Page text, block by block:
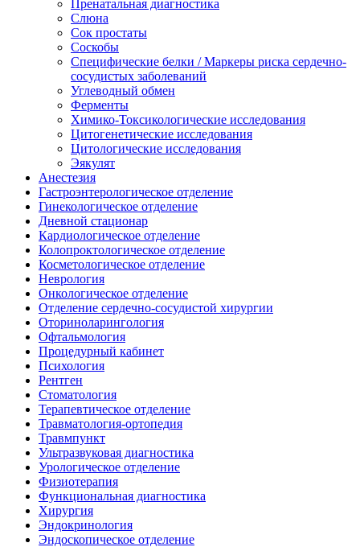
Пренатальная диагностика
Слюна
Сок простаты
Соскобы
Специфические белки / Маркеры риска сердечно-
сосудистых заболеваний
Углеводный обмен
Ферменты
Химико-Токсикологические исследования
Цитогенетические исследования
Цитологические исследования
Эякулят
Анестезия
Гастроэнтерологическое отделение
Гинекологическое отделение
Дневной стационар
Кардиологическое отделение
Колопроктологическое отделение
Косметологическое отделение
Неврология
Онкологическое отделение
Отделение сердечно-сосудистой хирургии
Оториноларингология
Офтальмология
Процедурный кабинет
Психология
Рентген
Стоматология
Терапевтическое отделение
Травматология-ортопедия
Травмпункт
Ультразвуковая диагностика
Урологическое отделение
Физиотерапия
Функциональная диагностика
Хирургия
Эндокринология
Эндоскопическое отделение